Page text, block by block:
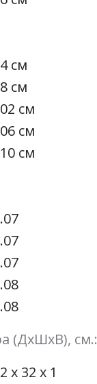
см
см
см
см
см
(ДхШхВ), см.:
х 32 х 1